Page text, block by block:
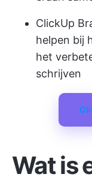
ClickUp
helpen bij
het
schrijven
Wat is